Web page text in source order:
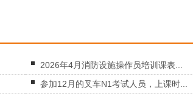
2026年4月消防设施操作员培训课表...
参加12月的叉车N1考试人员，上课时...